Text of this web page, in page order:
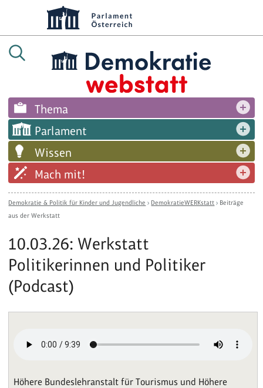
Thema
Parlament
Wissen
Mach mit!
Demokratie & Politik für Kinder und Jugendliche › DemokratieWERKstatt › Beiträge
aus der Werkstatt
10.03.26: Werkstatt
Politikerinnen und Politiker
(Podcast)
Höhere Bundeslehranstalt für Tourismus und Höhere